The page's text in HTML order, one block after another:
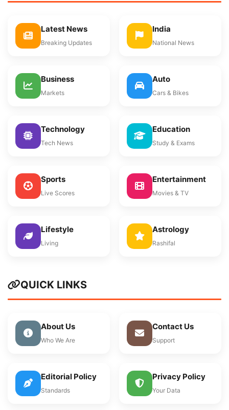
Latest News
Breaking Updates
India
National News
Business
Markets
Auto
Cars & Bikes
Technology
Tech News
Education
Study & Exams
Sports
Live Scores
Entertainment
Movies & TV
Lifestyle
Living
Astrology
Rashifal
QUICK LINKS
About Us
Who We Are
Contact Us
Support
Editorial Policy
Standards
Privacy Policy
Your Data